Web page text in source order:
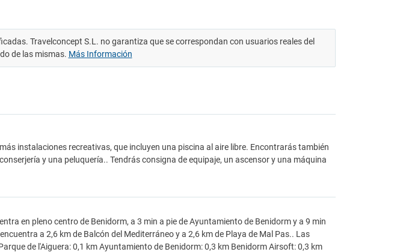
Travelconcept S.L. no garantiza que se correspondan con usuarios reales del
de las mismas. Más Información
instalaciones recreativas, que incluyen una piscina al aire libre. Encontrarás también
y una peluquería.. Tendrás consigna de equipaje, un ascensor y una máquina
en pleno centro de Benidorm, a 3 min a pie de Ayuntamiento de Benidorm y a 9 min
a 2,6 km de Balcón del Mediterráneo y a 2,6 km de Playa de Mal Pas.. Las
de l'Aiguera: 0,1 km Ayuntamiento de Benidorm: 0,3 km Benidorm Airsoft: 0,3 km